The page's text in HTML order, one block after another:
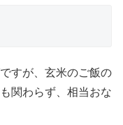
すが、玄米のご飯の
関わらず、相当おな